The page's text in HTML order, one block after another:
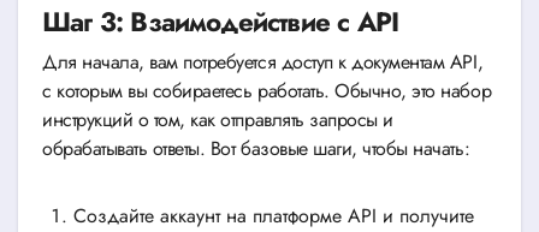
Шаг 3: Взаимодействие с API
Для начала, вам потребуется доступ к документам API,
с которым вы собираетесь работать. Обычно, это набор
инструкций о том, как отправлять запросы и
обрабатывать ответы. Вот базовые шаги, чтобы начать:
Создайте аккаунт на платформе API и получите